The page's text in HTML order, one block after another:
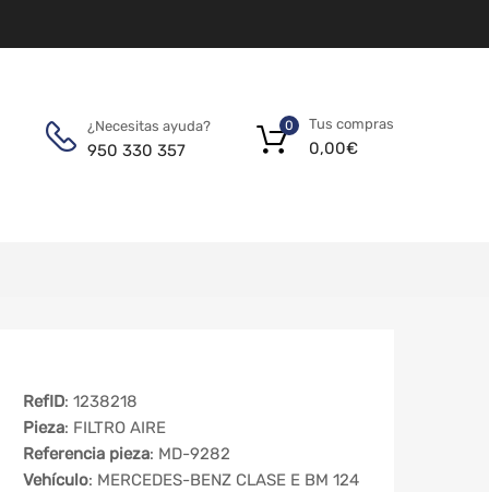
¿Necesitas ayuda?
950 330 357
Tus compras
0,00€
0
RefID: 1238218
Pieza: FILTRO AIRE
Referencia pieza: MD-9282
Vehículo: MERCEDES-BENZ CLASE E BM 124